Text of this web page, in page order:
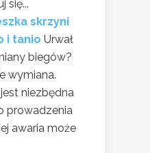
się...
skrzyni
i tanio Urwał
biegów?
wymiana.
niezbędna
prowadzenia
awaria może